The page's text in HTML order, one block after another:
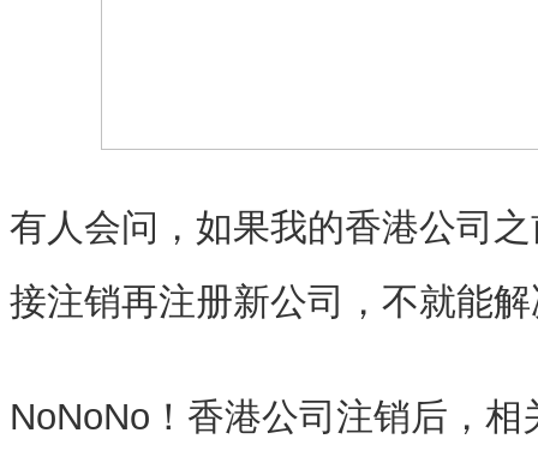
有人会问，如果我的香港公司
接注销再注册新公司，不就能
NoNoNo！香港公司注销后，